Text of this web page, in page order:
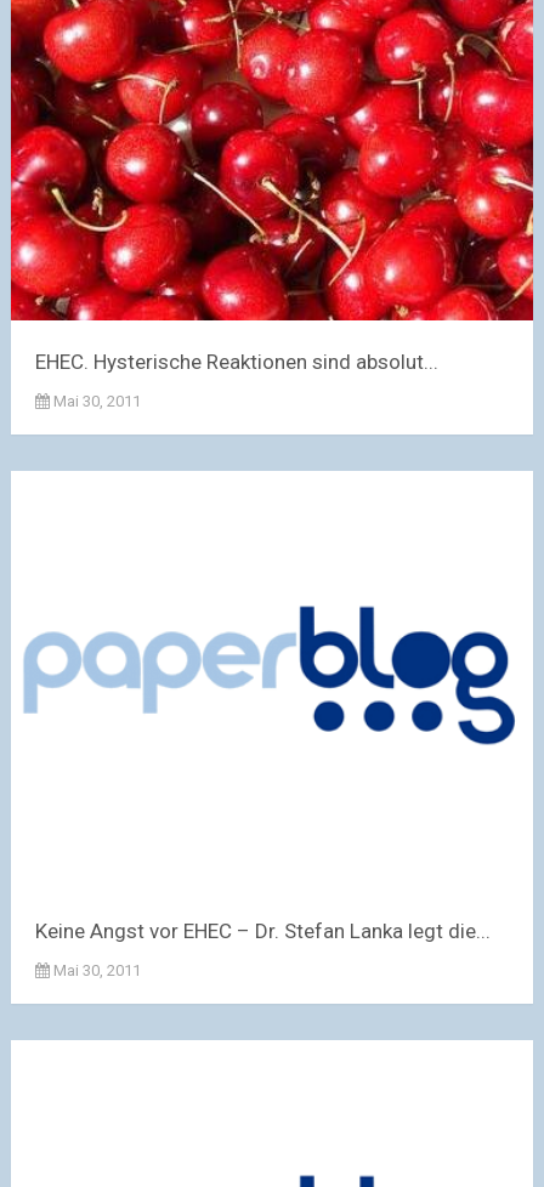
EHEC. Hysterische Reaktionen sind absolut...
Mai 30, 2011
Keine Angst vor EHEC – Dr. Stefan Lanka legt die...
Mai 30, 2011